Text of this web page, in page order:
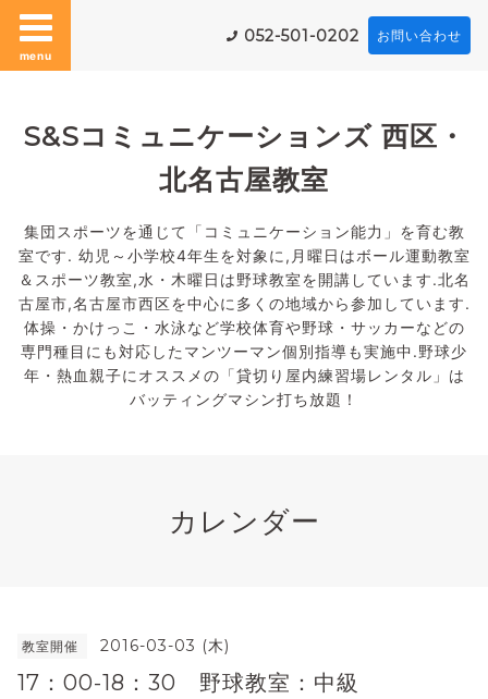
menu
052-501-0202 お問い合わせ
S&Sコミュニケーションズ 西区・
北名古屋教室
集団スポーツを通じて「コミュニケーション能力」を育む教
室です. 幼児～小学校4年生を対象に,月曜日はボール運動教室
＆スポーツ教室,水・木曜日は野球教室を開講しています.北名
古屋市,名古屋市西区を中心に多くの地域から参加しています.
体操・かけっこ・水泳など学校体育や野球・サッカーなどの
専門種目にも対応したマンツーマン個別指導も実施中.野球少
年・熱血親子にオススメの「貸切り屋内練習場レンタル」は
バッティングマシン打ち放題！
カレンダー
教室開催 2016-03-03 (木)
17：00-18：30 野球教室：中級